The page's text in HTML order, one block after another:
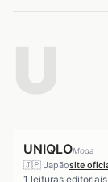
UNIQLOModa
🇯🇵 Japãosite
1 leituras